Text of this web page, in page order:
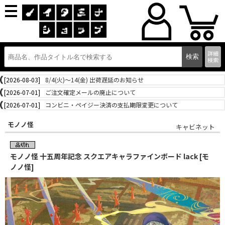
詳細
検索
[2026-08-03]
8/4(火)～14(金) 出荷遅延のお知らせ
[2026-07-01]
ご注文確定メールの廃止について
[2026-07-01]
コンビニ・ペイジー決済の支払期限変更について
モノノ怪 キャビネット
モノノ怪 十五周年記念 スクエアキャラファインボード lack [モ
ノノ怪]